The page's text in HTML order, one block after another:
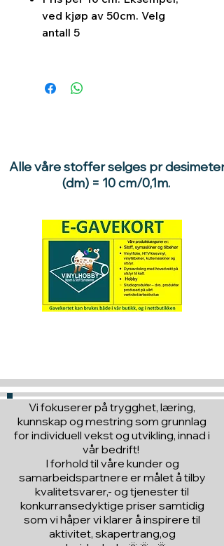
ved kjøp av 50cm. Velg
antall 5
Alle våre stoffer selges pr desimeter
(dm) = 10 cm/0,1m.
Vi fokuserer på trygghet, læring,
kunnskap og mestring som grunnlag
for individuell vekst og utvikling, innad i
vår bedrift!
I forhold til våre kunder og
samarbeidspartnere er målet å tilby
kvalitetsvarer,- og tjenester til
konkurransedyktige priser samtidig
som vi håper vi klarer å inspirere til
aktivitet, skapertrang,og